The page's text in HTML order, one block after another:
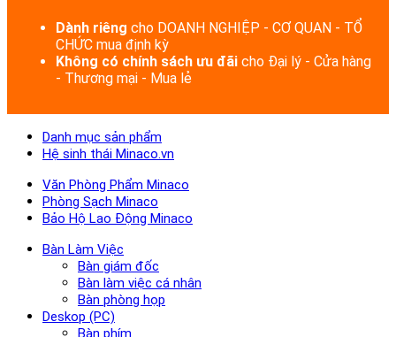
Dành riêng cho DOANH NGHIỆP - CƠ QUAN - TỔ
CHỨC mua định kỳ
Không có chính sách ưu đãi cho Đại lý - Cửa hàng
- Thương mại - Mua lẻ
Danh mục sản phẩm
Hệ sinh thái Minaco.vn
Văn Phòng Phẩm Minaco
Phòng Sạch Minaco
Bảo Hộ Lao Động Minaco
Bàn Làm Việc
Bàn giám đốc
Bàn làm việc cá nhân
Bàn phòng họp
Deskop (PC)
Bàn phím